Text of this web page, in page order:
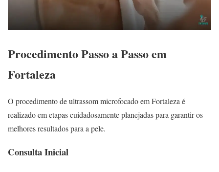
Procedimento Passo a Passo em
Fortaleza
O procedimento de ultrassom microfocado em Fortaleza é
realizado em etapas cuidadosamente planejadas para garantir os
melhores resultados para a pele.
Consulta Inicial